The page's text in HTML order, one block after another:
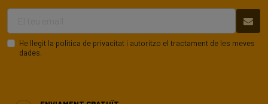
He llegit la política de privacitati autoritzo el tractament de les meves
dades.